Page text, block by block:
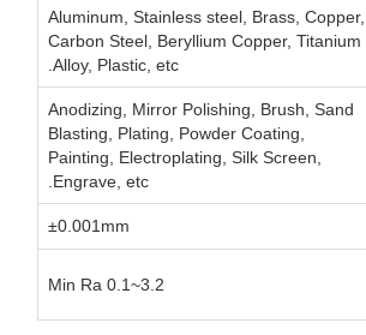
Aluminum, Stainless steel, Brass, Copper,
Carbon Steel, Beryllium Copper, Titanium
Alloy, Plastic, etc.
Anodizing, Mirror Polishing, Brush, Sand
Blasting, Plating, Powder Coating,
Painting, Electroplating, Silk Screen,
Engrave, etc.
±0.001mm
Min Ra 0.1~3.2